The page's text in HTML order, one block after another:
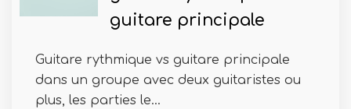
guitare principale
Guitare rythmique vs guitare principale
dans un groupe avec deux guitaristes ou
plus, les parties le...